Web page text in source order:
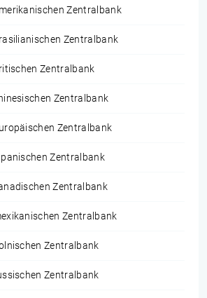
Zentralbank
Zentralbank
Zentralbank
Zentralbank
Zentralbank
Zentralbank
Zentralbank
Zentralbank
Zentralbank
Zentralbank